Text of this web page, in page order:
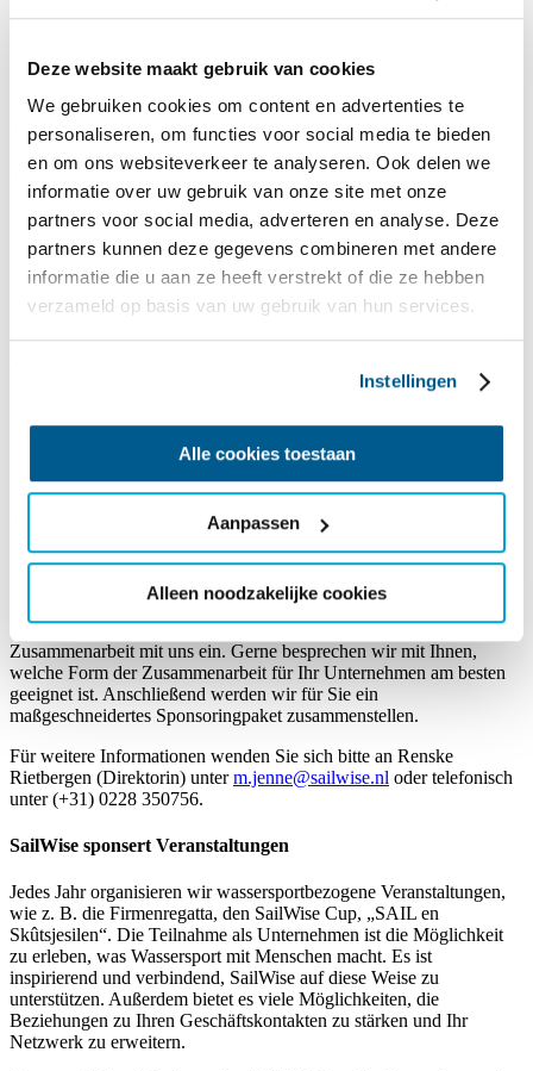
Deze website maakt gebruik van cookies
We gebruiken cookies om content en advertenties te
personaliseren, om functies voor social media te bieden
en om ons websiteverkeer te analyseren. Ook delen we
informatie over uw gebruik van onze site met onze
partners voor social media, adverteren en analyse. Deze
partners kunnen deze gegevens combineren met andere
informatie die u aan ze heeft verstrekt of die ze hebben
verzameld op basis van uw gebruik van hun services.
Instellingen
Alle cookies toestaan
Aanpassen
Alleen noodzakelijke cookies
Als Unternehmen können Sie einen wertvollen Beitrag für SailWise
leisten. Gemeinsam können wir dafür sorgen, dass Menschen mit
einer Beeinträchtigung den Wassersport genießen können. Damit
helfen Sie nicht nur den Teilnehmern von SailWise, sondern tragen
als Unternehmen zu einer inklusiven Gesellschaft bei. Jeder kann
und darf mitmachen!
Mehrwert für Ihr Unternehmen
Das Großartige an der Zusammenarbeit mit SailWise ist, dass unsere
Mission viele Mitarbeiter anspricht. Denn Inklusion,
Menschen wichtig sind. Durch das Engagement der Mitarbeiter und
die Art und Weise, wie wir diese Kernwerte fördern, können wir mit
SailWise auch einen Mehrwert für Ihr Unternehmen schaffen.
Sie können SailWise auf verschiedene
Weise unterstützen
Partner von SailWise
Werden Sie Partner von SailWise und gehen Sie eine langfristige
Zusammenarbeit mit uns ein. Gerne besprechen wir mit Ihnen,
welche Form der Zusammenarbeit für Ihr Unternehmen am besten
geeignet ist. Anschließend werden wir für Sie ein
maßgeschneidertes Sponsoringpaket zusammenstellen.
Für weitere Informationen wenden Sie sich bitte an Renske
Rietbergen (Direktorin) unterm.jenne@sailwise.nl oder telefonisch
unter (+31) 0228 350756.
SailWise sponsert Veranstaltungen
Jedes Jahr organisieren wir wassersportbezogene Veranstaltungen,
wie z. B. die Firmenregatta, den SailWise Cup, „SAIL en
Skûtsjesilen“. Die Teilnahme als Unternehmen ist die Möglichkeit
zu erleben, was Wassersport mit Menschen macht. Es ist
inspirierend und verbindend, SailWise auf diese Weise zu
unterstützen. Außerdem bietet es viele Möglichkeiten, die
Beziehungen zu Ihren Geschäftskontakten zu stärken und Ihr
Netzwerk zu erweitern.